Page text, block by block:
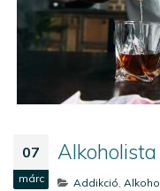
07
márc Addikció,